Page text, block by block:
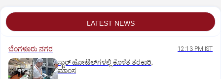
LATEST NEWS
ಬೆಂಗಳೂರು ನಗರ 12:13 PM IST
ಸ್ಟಾರ್‌ ಹೋಟೆಲ್‌ಗ‌ಳಲ್ಲಿ ಕೊಳೆತ ತರಕಾರಿ,
ಮಾಂಸ